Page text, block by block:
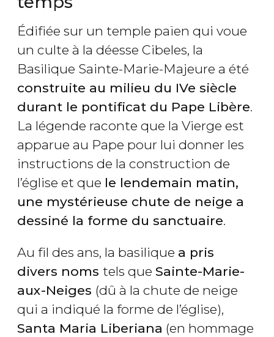
Édifiée sur un temple païen qui voue
un culte à la déesse Cibeles, la
Basilique Sainte-Marie-Majeure a été
construite au milieu du IVe siècle
durant le pontificat du Pape Libère.
La légende raconte que la Vierge est
apparue au Pape pour lui donner les
instructions de la construction de
l’église et que le lendemain matin,
une mystérieuse chute de neige a
dessiné la forme du sanctuaire.
Au fil des ans, la basilique a pris
divers noms tels que Sainte-Marie-
aux-Neiges (dû à la chute de neige
qui a indiqué la forme de l’église),
Santa Maria Liberiana (en hommage